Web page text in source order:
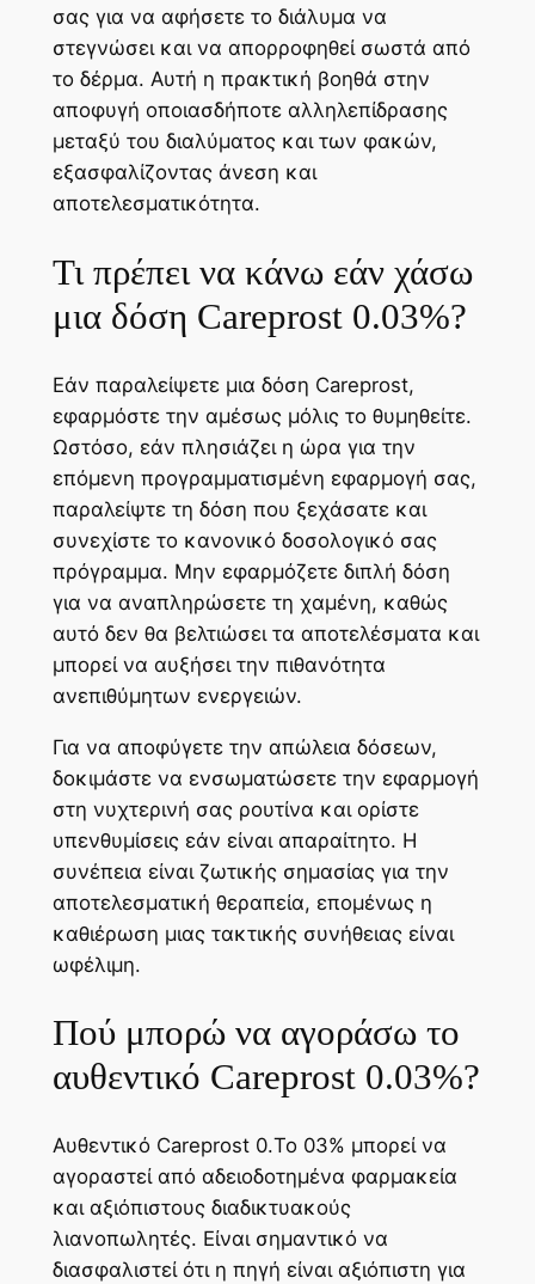
σας για να αφήσετε το διάλυμα να
στεγνώσει και να απορροφηθεί σωστά από
το δέρμα. Αυτή η πρακτική βοηθά στην
αποφυγή οποιασδήποτε αλληλεπίδρασης
μεταξύ του διαλύματος και των φακών,
εξασφαλίζοντας άνεση και
αποτελεσματικότητα.
Τι πρέπει να κάνω εάν χάσω
μια δόση Careprost 0.03%?
Εάν παραλείψετε μια δόση Careprost,
εφαρμόστε την αμέσως μόλις το θυμηθείτε.
Ωστόσο, εάν πλησιάζει η ώρα για την
επόμενη προγραμματισμένη εφαρμογή σας,
παραλείψτε τη δόση που ξεχάσατε και
συνεχίστε το κανονικό δοσολογικό σας
πρόγραμμα. Μην εφαρμόζετε διπλή δόση
για να αναπληρώσετε τη χαμένη, καθώς
αυτό δεν θα βελτιώσει τα αποτελέσματα και
μπορεί να αυξήσει την πιθανότητα
ανεπιθύμητων ενεργειών.
Για να αποφύγετε την απώλεια δόσεων,
δοκιμάστε να ενσωματώσετε την εφαρμογή
στη νυχτερινή σας ρουτίνα και ορίστε
υπενθυμίσεις εάν είναι απαραίτητο. Η
συνέπεια είναι ζωτικής σημασίας για την
αποτελεσματική θεραπεία, επομένως η
καθιέρωση μιας τακτικής συνήθειας είναι
ωφέλιμη.
Πού μπορώ να αγοράσω το
αυθεντικό Careprost 0.03%?
Αυθεντικό Careprost 0.Το 03% μπορεί να
αγοραστεί από αδειοδοτημένα φαρμακεία
και αξιόπιστους διαδικτυακούς
λιανοπωλητές. Είναι σημαντικό να
διασφαλιστεί ότι η πηγή είναι αξιόπιστη για